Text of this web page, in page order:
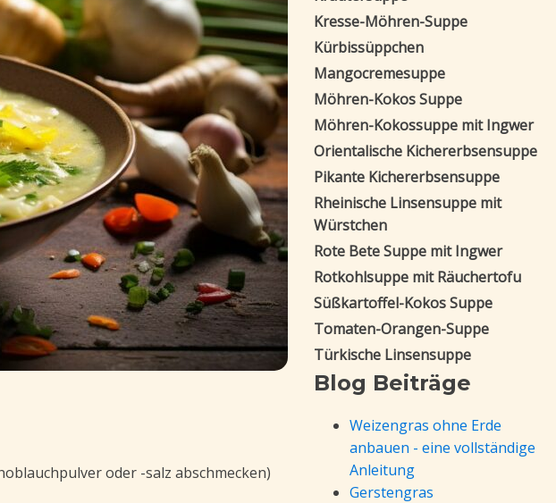
oder -salz abschmecken)
Kresse-Möhren-Suppe
Kürbissüppchen
Mangocremesuppe
Möhren-Kokos Suppe
Möhren-Kokossuppe mit Ingwer
Orientalische Kichererbsensuppe
Pikante Kichererbsensuppe
Rheinische Linsensuppe mit
Würstchen
Rote Bete Suppe mit Ingwer
Rotkohlsuppe mit Räuchertofu
Süßkartoffel-Kokos Suppe
Tomaten-Orangen-Suppe
Türkische Linsensuppe
Blog Beiträge
Weizengras ohne Erde
anbauen - eine vollständige
Anleitung
Gerstengras